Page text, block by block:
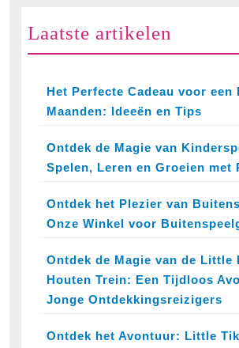
Laatste artikelen
Het Perfecte Cadeau voor een
Maanden: Ideeën en Tips
Ontdek de Magie van
Spelen, Leren en Groeien met
Ontdek het Plezier van
Onze Winkel voor
Ontdek de Magie van de Little
Houten Trein: Een Tijdloos
Jonge Ontdekkingsreizigers
Ontdek het Avontuur: Little